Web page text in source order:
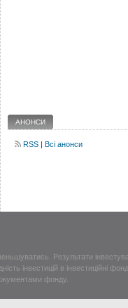
АНОНСИ
RSS | Всі анонси
Результати
інвестицій в інвестиційні
фонду.